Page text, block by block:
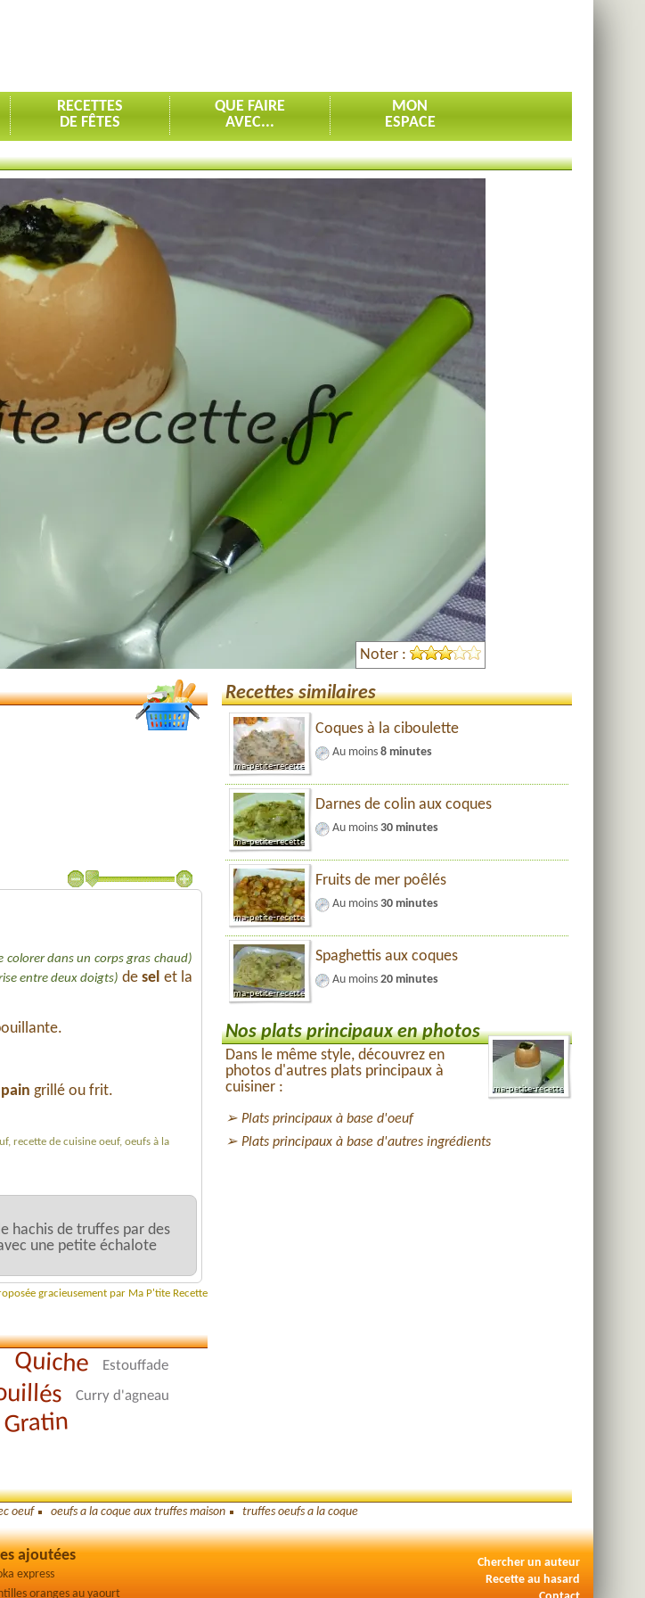
RECETTES
DE FÊTES
QUE FAIRE
AVEC...
MON
ESPACE
Noter :
colorer dans un corps gras chaud)
entre deux doigts) desel et la
pain grillé ou frit.
recette de cuisine oeuf, oeufs à la
hachis de truffes par des
une petite échalote
gracieusement par Ma P'tite Recette
Quiche Estouffade
Curry d'agneau
Gratin
Recettes similaires
Coques à la ciboulette
Au moins 8 minutes
Darnes de colin aux coques
Au moins 30 minutes
Fruits de mer poêlés
Au moins 30 minutes
Spaghettis aux coques
Au moins 20 minutes
Nos plats principaux en photos
Dans le même style, découvrez en
photos d'autres plats principaux à
cuisiner :
Plats principaux à base d'oeuf
Plats principaux à base d'autres ingrédients
oeuf oeufs a la coque aux truffes maison truffes oeufs a la coque
ajoutées
express
oranges au yaourt
Chercher un auteur
Recette au hasard